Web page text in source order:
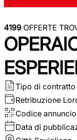
4199 OFFERTE
Tipo di contratto
Retribuzione
Codice annuncio
Data di